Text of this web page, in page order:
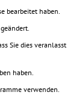
bearbeitet haben.
Sie dies veranlasst
haben.
verwenden.